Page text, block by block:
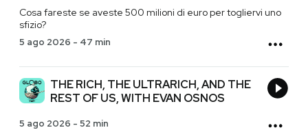
Cosa fareste se aveste 500 milioni di euro per togliervi uno
sfizio?
5 ago 2026 - 47 min
THE RICH, THE ULTRARICH, AND THE
REST OF US, WITH EVAN OSNOS
5 ago 2026 - 52 min